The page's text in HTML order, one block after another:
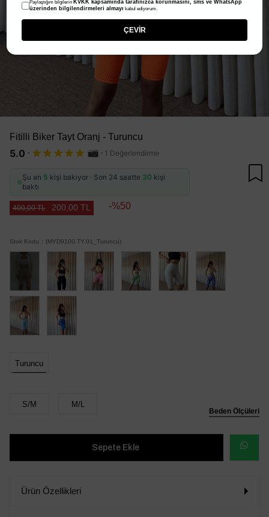
Fitilli Biker Tayt Oranj - Turuncu
5.0 · · 1 Değerlendirme
Şu an 5 kişi bakıyor · Son 24 saatte 30 kişi
baktı
400,00 TL 200,00 TL 50
Stok Kodu (MYD9100.TY.01_Turuncu)
Beden Ölçüleri
Turuncu
S/M M/L
SİPARİŞ
Ürün Özellikleri
Paylaştığım bilgilerin KVKK kapsamında tarafınızca korunmasını, sms ve WhatsApp
üzerinden bilgilendirmeleri almayı kabul ediyorum.
ÇEVİR